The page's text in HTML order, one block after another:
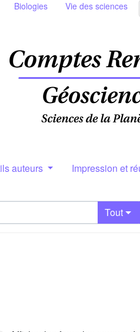
Biologies Vie des sciences
auteurs Impression et
Tout